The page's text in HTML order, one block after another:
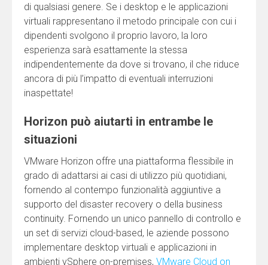
di qualsiasi genere. Se i desktop e le applicazioni
virtuali rappresentano il metodo principale con cui i
dipendenti svolgono il proprio lavoro, la loro
esperienza sarà esattamente la stessa
indipendentemente da dove si trovano, il che riduce
ancora di più l’impatto di eventuali interruzioni
inaspettate!
Horizon può aiutarti in entrambe le
situazioni
VMware Horizon offre una piattaforma flessibile in
grado di adattarsi ai casi di utilizzo più quotidiani,
fornendo al contempo funzionalità aggiuntive a
supporto del disaster recovery o della business
continuity. Fornendo un unico pannello di controllo e
un set di servizi cloud-based, le aziende possono
implementare desktop virtuali e applicazioni in
ambienti vSphere on-premises, VMware Cloud on